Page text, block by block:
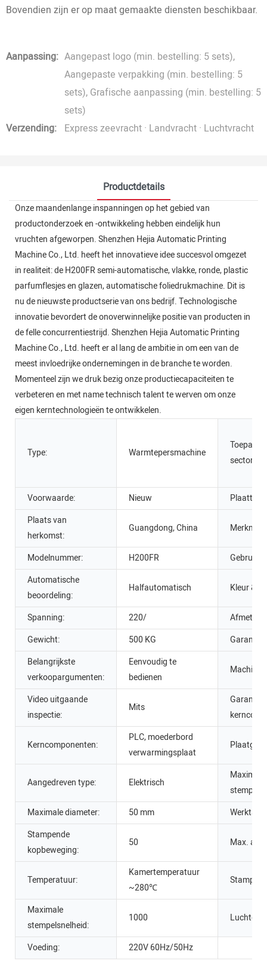
Bovendien zijn er op maat gemaakte diensten beschikbaar.
Aanpassing: Aangepast logo (min. bestelling: 5 sets),
Aangepaste verpakking (min. bestelling: 5
sets), Grafische aanpassing (min. bestelling: 5
sets)
Verzending: Express zeevracht · Landvracht · Luchtvracht
Productdetails
Onze maandenlange inspanningen op het gebied van
productonderzoek en -ontwikkeling hebben eindelijk hun
vruchten afgeworpen. Shenzhen Hejia Automatic Printing
Machine Co., Ltd. heeft het innovatieve idee succesvol omgezet
in realiteit: de H200FR semi-automatische, vlakke, ronde, plastic
parfumflesjes en glazen, automatische foliedrukmachine. Dit is
nu de nieuwste productserie van ons bedrijf. Technologische
innovatie bevordert de onoverwinnelijke positie van producten in
de felle concurrentiestrijd. Shenzhen Hejia Automatic Printing
Machine Co., Ltd. heeft er al lang de ambitie in om een ​​van de
meest invloedrijke ondernemingen in de branche te worden.
Momenteel zijn we druk bezig onze productiecapaciteiten te
verbeteren en met name technisch talent te werven om onze
eigen kerntechnologieën te ontwikkelen.
Type: Warmtepersmachine
sectoren:
Voorwaarde: Nieuw
Plaattype:
Plaats van
herkomst:
Guangdong, China
Modelnummer: H200FR
Gebruik:
Automatische
beoordeling:
Halfautomatisch Kleur &
Spanning: 220/
Gewicht:
500 KG
Garantie:
Belangrijkste
verkoopargumenten:
Eenvoudig te
bedienen
Video uitgaande
inspectie:
Mits
Garantie
Kerncomponenten:
PLC, moederbord
verwarmingsplaat
Aangedreven type: Elektrisch
Maximaal
Maximale diameter:
50 mm
Stampende
kopbeweging:
50 Max.
Temperatuur:
Kamertemperatuur
~280℃
Maximale
stempelsnelheid:
1000
Voeding: 220V 60Hz/50Hz